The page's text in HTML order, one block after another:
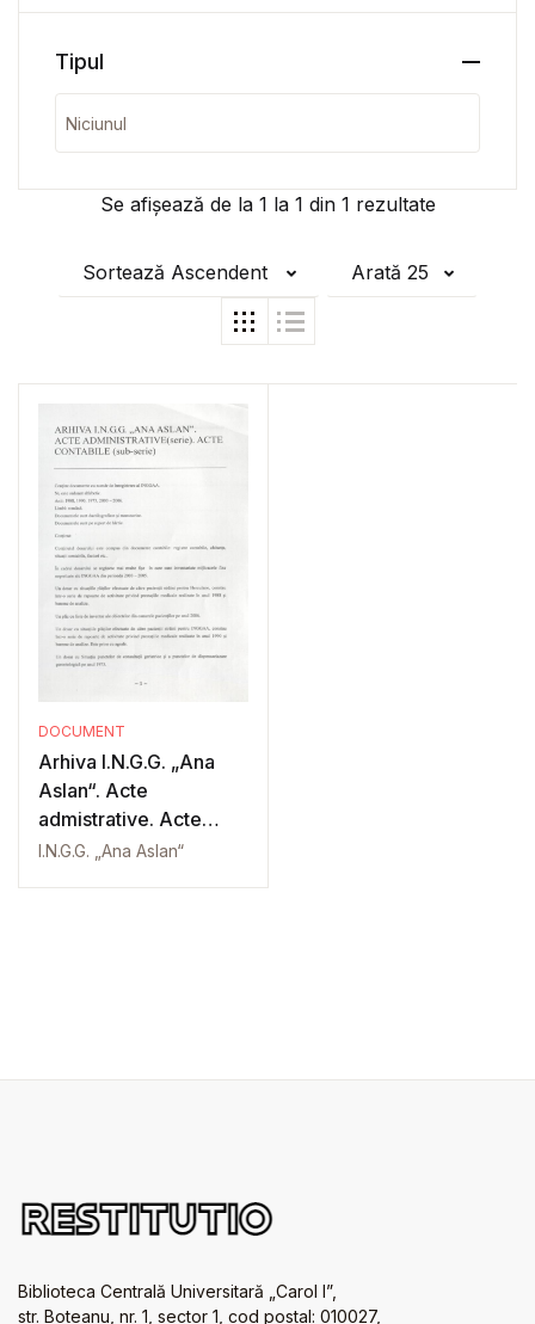
Se afișează de la 1 la 1 din 1 rezultate
Sortează Ascendent Arată 25
DOCUMENT
Arhiva I.N.G.G. „Ana
Aslan“. Acte
admistrative. Acte
contabile
I.N.G.G. „Ana Aslan“
Tipul
Biblioteca Centrală Universitară „Carol I”,
str. Boteanu, nr. 1, sector 1, cod postal: 010027,